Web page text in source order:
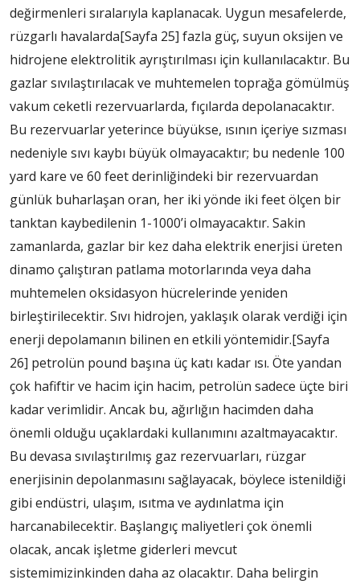
değirmenleri sıralarıyla kaplanacak. Uygun mesafelerde,
rüzgarlı havalarda[Sayfa 25] fazla güç, suyun oksijen ve
hidrojene elektrolitik ayrıştırılması için kullanılacaktır. Bu
gazlar sıvılaştırılacak ve muhtemelen toprağa gömülmüş
vakum ceketli rezervuarlarda, fıçılarda depolanacaktır.
Bu rezervuarlar yeterince büyükse, ısının içeriye sızması
nedeniyle sıvı kaybı büyük olmayacaktır; bu nedenle 100
yard kare ve 60 feet derinliğindeki bir rezervuardan
günlük buharlaşan oran, her iki yönde iki feet ölçen bir
tanktan kaybedilenin 1-1000’i olmayacaktır. Sakin
zamanlarda, gazlar bir kez daha elektrik enerjisi üreten
dinamo çalıştıran patlama motorlarında veya daha
muhtemelen oksidasyon hücrelerinde yeniden
birleştirilecektir. Sıvı hidrojen, yaklaşık olarak verdiği için
enerji depolamanın bilinen en etkili yöntemidir.[Sayfa
26] petrolün pound başına üç katı kadar ısı. Öte yandan
çok hafiftir ve hacim için hacim, petrolün sadece üçte biri
kadar verimlidir. Ancak bu, ağırlığın hacimden daha
önemli olduğu uçaklardaki kullanımını azaltmayacaktır.
Bu devasa sıvılaştırılmış gaz rezervuarları, rüzgar
enerjisinin depolanmasını sağlayacak, böylece istenildiği
gibi endüstri, ulaşım, ısıtma ve aydınlatma için
harcanabilecektir. Başlangıç ​​maliyetleri çok önemli
olacak, ancak işletme giderleri mevcut
sistemimizinkinden daha az olacaktır. Daha belirgin